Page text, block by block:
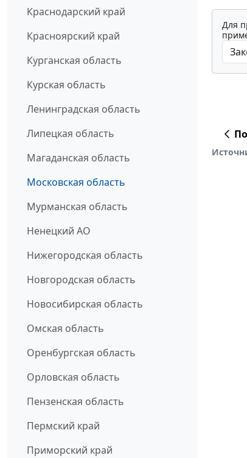
Краснодарский край
Красноярский край
Курганская область
Курская область
Ленинградская область
Липецкая область
Магаданская область
Московская область
Мурманская область
Ненецкий АО
Нижегородская область
Новгородская область
Новосибирская область
Омская область
Оренбургская область
Орловская область
Пензенская область
Пермский край
Приморский край
Для